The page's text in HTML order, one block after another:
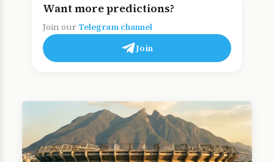
Want more predictions?
Join our Telegram channel
Join